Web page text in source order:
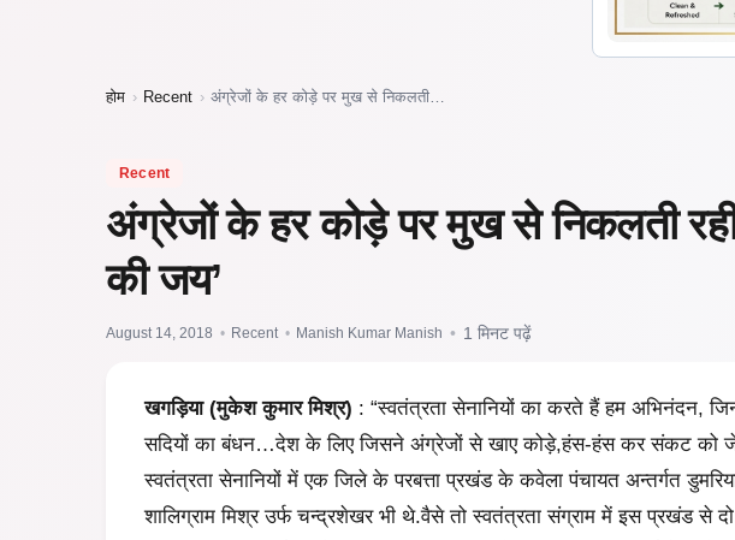
होम › Recent › अंग्रेजों के हर कोड़े पर मुख से निकलती…
Recent
अंग्रेजों के हर कोड़े पर मुख से निकलती रही
की जय’
August 14, 2018 • Recent • Manish Kumar Manish • 1 मिनट पढ़ें
खगड़िया (मुकेश कुमार मिश्र) : “स्वतंत्रता सेनानियों का करते हैं हम अभिनंदन,
सदियों का बंधन…देश के लिए जिसने अंग्रेजों से खाए कोड़े,हंस-हंस कर संकट को
स्वतंत्रता सेनानियों में एक जिले के परबत्ता प्रखंड के कवेला पंचायत अन्तर्गत डुमरिया
शालिग्राम मिश्र उर्फ चन्द्रशेखर भी थे.वैसे तो स्वतंत्रता संग्राम में इस प्रखंड से